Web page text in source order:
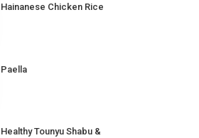
Hainanese Chicken Rice
Paella
Healthy Tounyu Shabu &